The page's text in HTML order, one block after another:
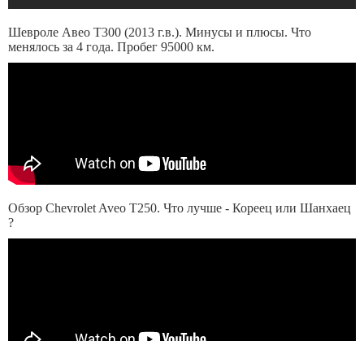
Шевроле Авео Т300 (2013 г.в.). Минусы и плюсы. Что
менялось за 4 года. Пробег 95000 км.
Обзор Chevrolet Aveo Т250. Что лучше - Кореец или Шанхаец
?